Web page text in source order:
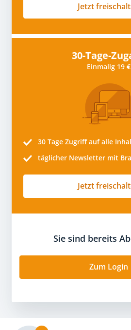
Jetzt
30-Tage-
Einmalig 19 €
30 Tage Zugriff auf alle
täglicher Newsletter mit
Jetzt
Sie sind bereits
Zum Login